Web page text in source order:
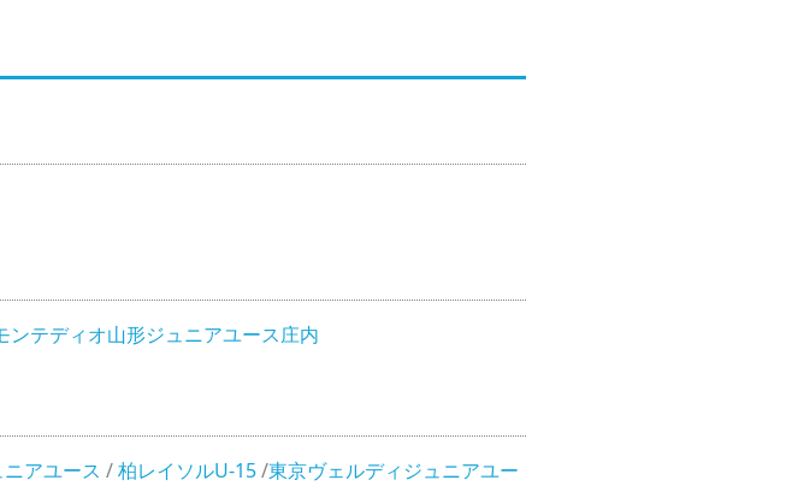
ンテディオ山形ジュニアユース庄内
アユース /柏レイソルU-15/東京ヴェルディジュニアユー